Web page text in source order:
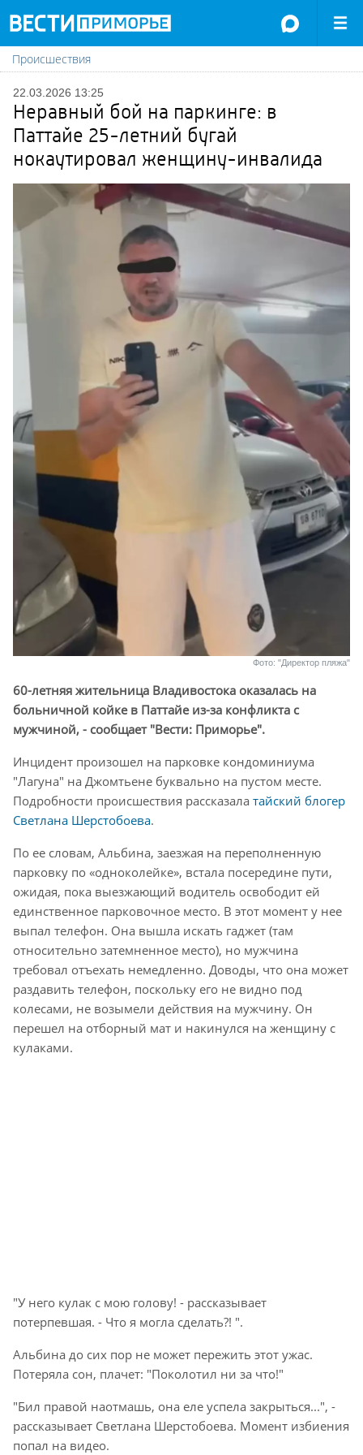
Происшествия
22.03.2026 13:25
Неравный бой на паркинге: в
Паттайе 25-летний бугай
нокаутировал женщину-инвалида
Фото: "Директор пляжа"
60-летняя жительница Владивостока оказалась на
больничной койке в Паттайе из-за конфликта с
мужчиной, - сообщает "Вести: Приморье".
Инцидент произошел на парковке кондоминиума
"Лагуна" на Джомтьене буквально на пустом месте.
Подробности происшествия рассказала тайский блогер
Светлана Шерстобоева.
По ее словам, Альбина, заезжая на переполненную
парковку по «одноколейке», встала посередине пути,
ожидая, пока выезжающий водитель освободит ей
единственное парковочное место. В этот момент у нее
выпал телефон. Она вышла искать гаджет (там
относительно затемненное место), но мужчина
требовал отъехать немедленно. Доводы, что она может
раздавить телефон, поскольку его не видно под
колесами, не возымели действия на мужчину. Он
перешел на отборный мат и накинулся на женщину с
кулаками.
"У него кулак с мою голову! - рассказывает
потерпевшая. - Что я могла сделать?! ".
Альбина до сих пор не может пережить этот ужас.
Потеряла сон, плачет: "Поколотил ни за что!"
"Бил правой наотмашь, она еле успела закрыться...", -
рассказывает Светлана Шерстобоева. Момент избиения
попал на видео.